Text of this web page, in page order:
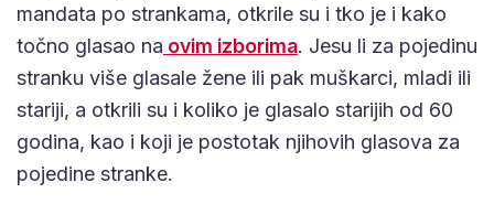
mandata po strankama, otkrile su i tko je i kako
točno glasao na ovim izborima. Jesu li za pojedinu
stranku više glasale žene ili pak muškarci, mladi ili
stariji, a otkrili su i koliko je glasalo starijih od 60
godina, kao i koji je postotak njihovih glasova za
pojedine stranke.